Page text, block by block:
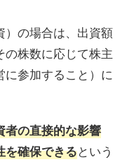
）の場合は、出資額
株数に応じて株主
参加すること）に
者の直接的な影響
を確保できるという